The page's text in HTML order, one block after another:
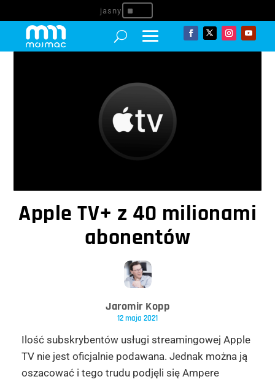
^
Apple TV+ z 40 milionami
abonentów
Jaromir Kopp
12 maja 2021
Ilość subskrybentów usługi streamingowej Apple
TV nie jest oficjalnie podawana. Jednak można ją
oszacować i tego trudu podjęli się Ampere